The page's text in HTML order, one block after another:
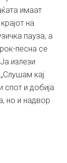
имаат
на
пауза, а
песна се
излези
кај
спот и добија
но и надвор